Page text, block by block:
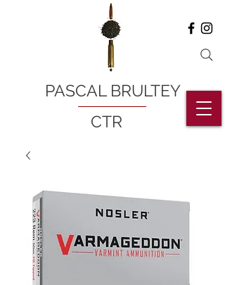
PASCAL BRULTEY
CTR